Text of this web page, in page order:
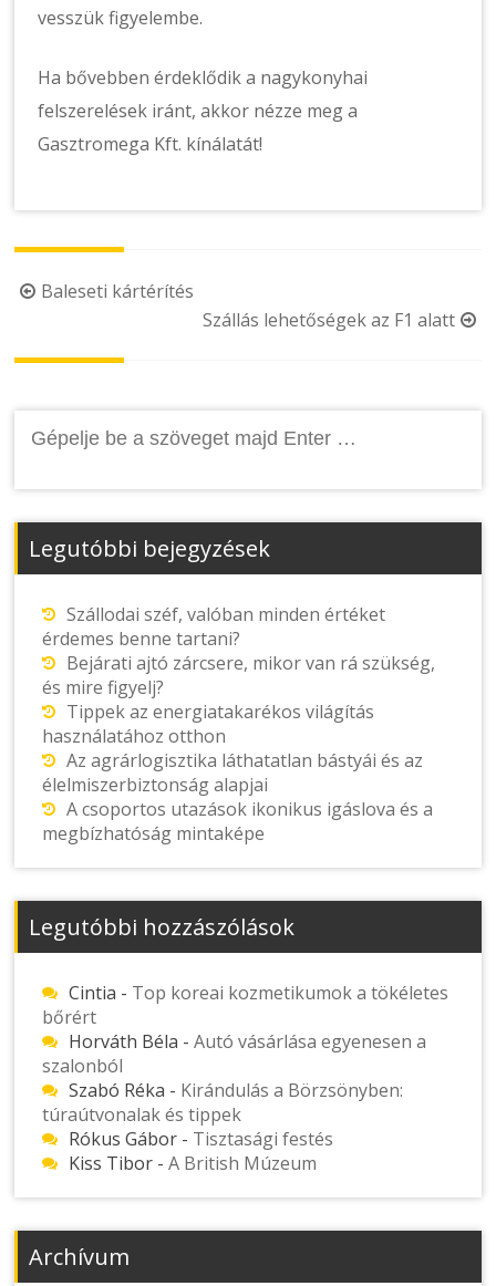
vesszük figyelembe.
Ha bővebben érdeklődik a nagykonyhai
felszerelések iránt, akkor nézze meg a
Gasztromega Kft. kínálatát!
PostBaleseti kártérítés
Szállás lehetőségek az F1 alatt
Legutóbbi bejegyzések
Szállodai széf, valóban minden értéket
érdemes benne tartani?
Bejárati ajtó zárcsere, mikor van rá szükség,
és mire figyelj?
Tippek az energiatakarékos világítás
használatához otthon
Az agrárlogisztika láthatatlan bástyái és az
élelmiszerbiztonság alapjai
A csoportos utazások ikonikus igáslova és a
megbízhatóság mintaképe
Legutóbbi hozzászólások
Cintia - Top koreai kozmetikumok a tökéletes
bőrért
Horváth Béla -Autó vásárlása egyenesen a
szalonból
Szabó Réka - Kirándulás a Börzsönyben:
túraútvonalak és tippek
Rókus Gábor - Tisztasági festés
Kiss Tibor -A British Múzeum
Archívum